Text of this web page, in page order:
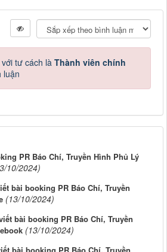
tư cách là Thành viên chính
luận
PR Báo Chí, Truyền Hình Phủ Lý
10/2024)
bài booking PR Báo Chí, Truyền
(13/10/2024)
bài booking PR Báo Chí, Truyền
(13/10/2024)